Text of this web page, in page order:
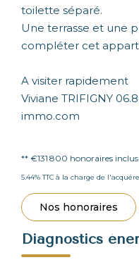
toilette séparé.
Une terrasse et une
compléter cet
A visiter rapidement
Viviane TRIFIGNY
immo.com
** €131 800 honoraires inclus
5.44% TTC à la charge de
Nos honoraires
Diagnostics